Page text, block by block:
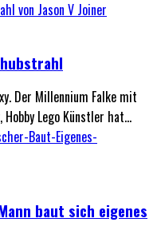
Der Millennium Falke mit
Lego Künstler hat...
baut sich eigenes